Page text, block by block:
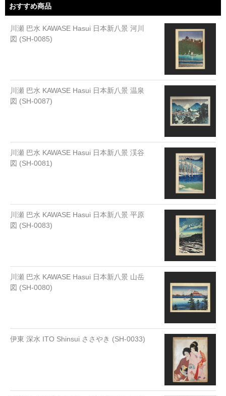
おすすめ商品
川瀬 巴水 KAWASE Hasui 日本新八景 河川
図 (SH-0085)
川瀬 巴水 KAWASE Hasui 日本新八景 温泉
図 (SH-0087)
川瀬 巴水 KAWASE Hasui 日本新八景 渓谷
図 (SH-0081)
川瀬 巴水 KAWASE Hasui 日本新八景 平原
図 (SH-0083)
川瀬 巴水 KAWASE Hasui 日本新八景 山岳
図 (SH-0080)
伊東 深水 ITO Shinsui ささやき (SH-0033)